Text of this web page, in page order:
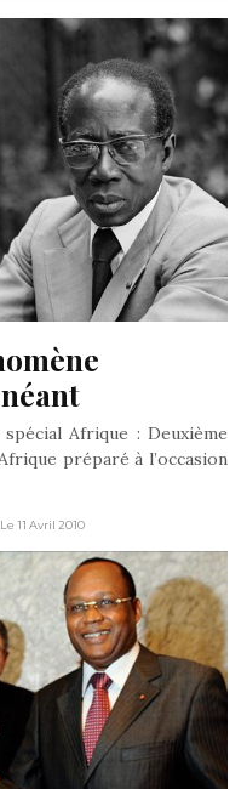
Afrique : Deuxième
préparé à l’occasion
11 Avril 2010